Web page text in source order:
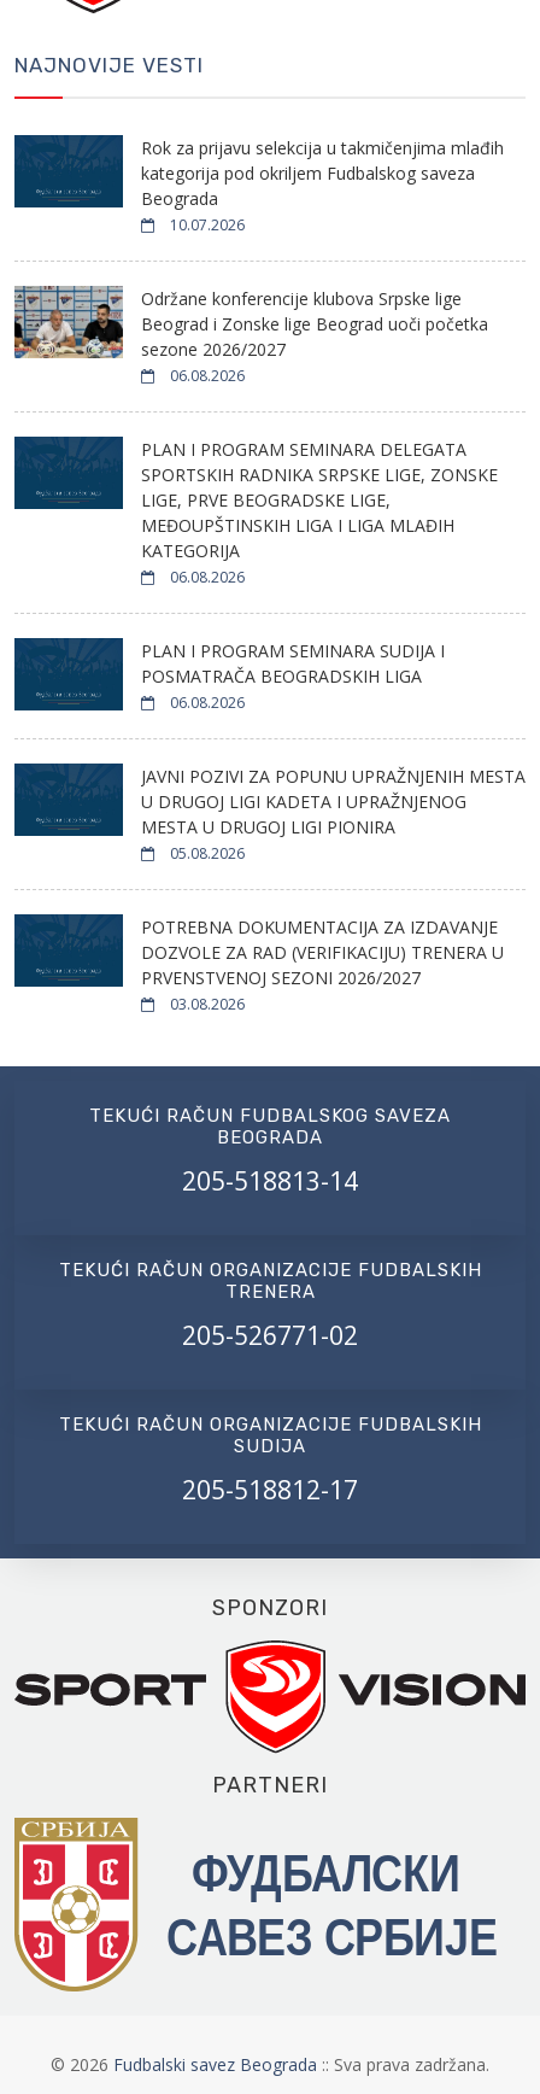
NAJNOVIJE VESTI
Rok za prijavu selekcija u takmičenjima mlađih
kategorija pod okriljem Fudbalskog saveza
Beograda
10.07.2026
Održane konferencije klubova Srpske lige
Beograd i Zonske lige Beograd uoči početka
sezone 2026/2027
06.08.2026
PLAN I PROGRAM SEMINARA DELEGATA
SPORTSKIH RADNIKA SRPSKE LIGE, ZONSKE
LIGE, PRVE BEOGRADSKE LIGE,
MEĐOUPŠTINSKIH LIGA I LIGA MLAĐIH
KATEGORIJA
06.08.2026
PLAN I PROGRAM SEMINARA SUDIJA I
POSMATRAČA BEOGRADSKIH LIGA
06.08.2026
JAVNI POZIVI ZA POPUNU UPRAŽNJENIH MESTA
U DRUGOJ LIGI KADETA I UPRAŽNJENOG
MESTA U DRUGOJ LIGI PIONIRA
05.08.2026
POTREBNA DOKUMENTACIJA ZA IZDAVANJE
DOZVOLE ZA RAD (VERIFIKACIJU) TRENERA U
PRVENSTVENOJ SEZONI 2026/2027
03.08.2026
TEKUĆI RAČUN FUDBALSKOG SAVEZA
BEOGRADA
205-518813-14
TEKUĆI RAČUN ORGANIZACIJE FUDBALSKIH
TRENERA
205-526771-02
TEKUĆI RAČUN ORGANIZACIJE FUDBALSKIH
SUDIJA
205-518812-17
SPONZORI
PARTNERI
© 2026 Fudbalski savez Beograda :: Sva prava zadržana.